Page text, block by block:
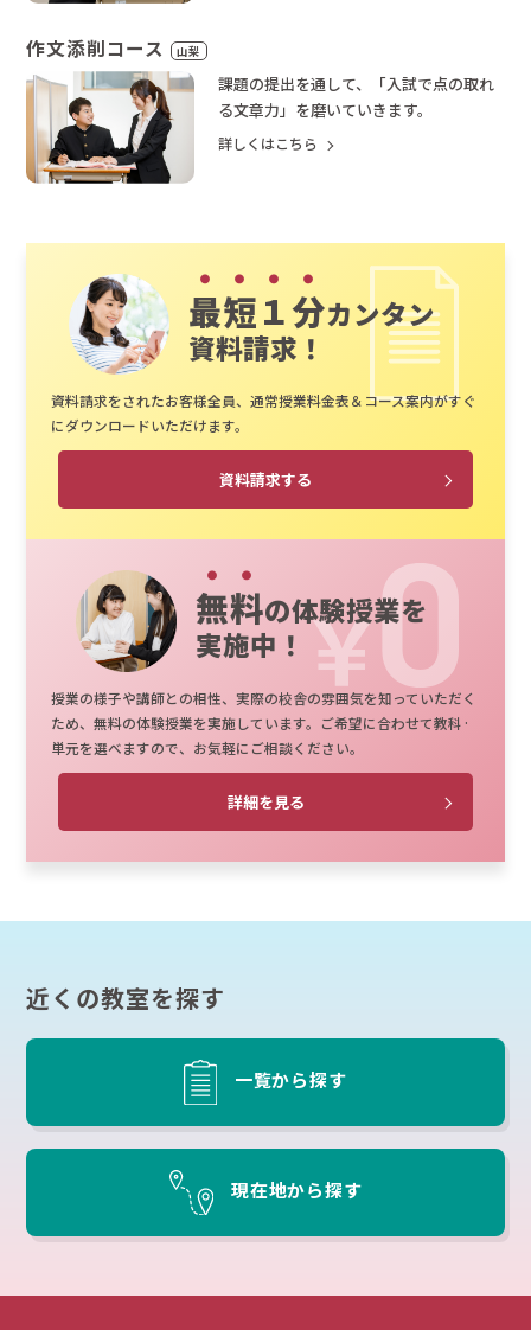
作文添削コース 山梨
課題の提出を通して、「入試で点の取れ
る文章力」を磨いていきます。
詳しくはこちら
最短１分カンタン
資料請求！
資料請求をされたお客様全員、通常授業料金表＆コース案内がすぐ
にダウンロードいただけます。
資料請求する
無料の体験授業を
実施中！
授業の様子や講師との相性、実際の校舎の雰囲気を知っていただく
ため、無料の体験授業を実施しています。ご希望に合わせて教科·
単元を選べますので、お気軽にご相談ください。
詳細を見る
近くの教室を探す
一覧から探す
現在地から探す